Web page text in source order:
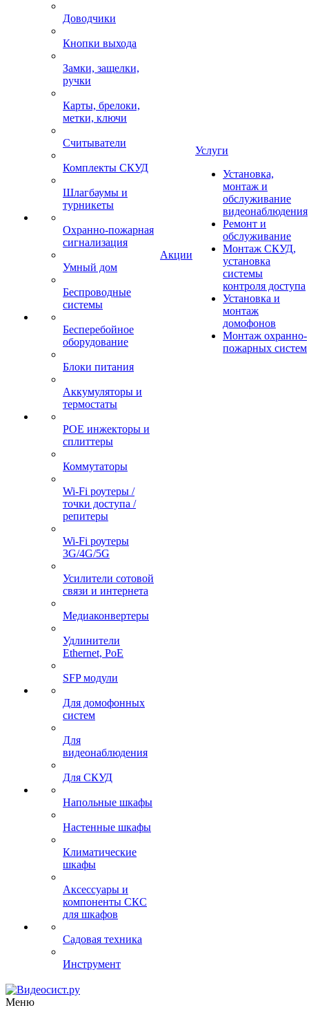
Доводчики
Кнопки выхода
Замки, защелки,
ручки
Карты, брелоки,
метки, ключи
Считыватели
Комплекты СКУД
Шлагбаумы и
турникеты
Охранно-пожарная
сигнализация
Умный дом
Беспроводные
системы
Бесперебойное
оборудование
Блоки питания
Аккумуляторы и
термостаты
POE инжекторы и
сплиттеры
Коммутаторы
Wi-Fi роутеры /
точки доступа /
репитеры
Wi-Fi роутеры
3G/4G/5G
Усилители сотовой
связи и интернета
Медиаконвертеры
Удлинители
Ethernet, PoE
SFP модули
Для домофонных
систем
Для
видеонаблюдения
Для СКУД
Напольные шкафы
Настенные шкафы
Климатические
шкафы
Аксессуары и
компоненты СКС
для шкафов
Садовая техника
Инструмент
Акции
Услуги
Установка,
монтаж и
обслуживание
видеонаблюдения
Ремонт и
обслуживание
Монтаж СКУД,
установка
системы
контроля доступа
Установка и
монтаж
домофонов
Монтаж охранно-
пожарных систем
Меню